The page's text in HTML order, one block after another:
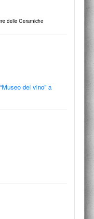
muto
scenari professionali
delle Ceramiche
del vino” a